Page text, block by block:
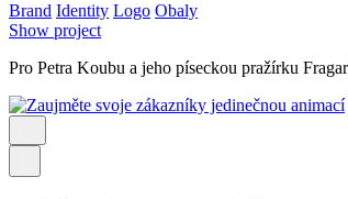
Brand Identity Logo Obaly
Show project
Pro Petra Koubu a jeho píseckou pražírku